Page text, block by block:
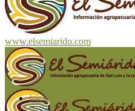
www.elsemiarido.com
Inicio